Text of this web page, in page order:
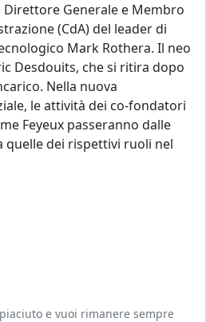
Generale e Membro
(CdA) del leader di
Mark Rothera. Il neo
Desdouits, che si ritira dopo
Nella nuova
le attività dei co-fondatori
Feyeux passeranno dalle
quelle dei rispettivi ruoli nel
e vuoi rimanere sempre